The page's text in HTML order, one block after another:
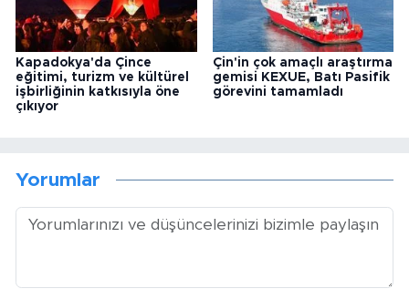
Kapadokya'da Çince
eğitimi, turizm ve kültürel
işbirliğinin katkısıyla öne
çıkıyor
Çin'in çok amaçlı araştırma
gemisi KEXUE, Batı Pasifik
görevini tamamladı
Yorumlar